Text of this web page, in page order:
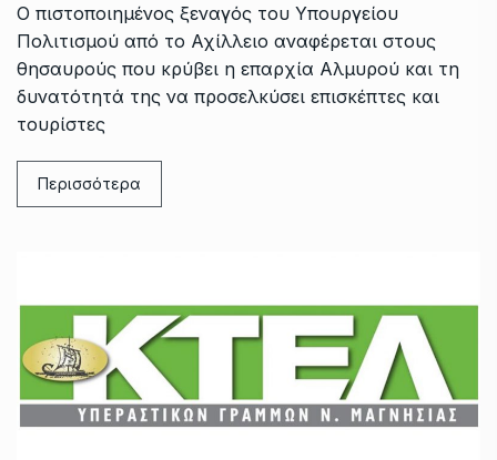
Ο πιστοποιημένος ξεναγός του Υπουργείου
Πολιτισμού από το Αχίλλειο αναφέρεται στους
θησαυρούς που κρύβει η επαρχία Αλμυρού και τη
δυνατότητά της να προσελκύσει επισκέπτες και
τουρίστες
Περισσότερα